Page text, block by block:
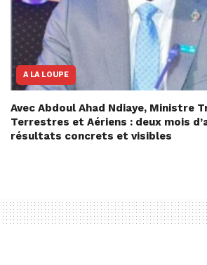
A LA LOUPE
Avec Abdoul Ahad Ndiaye, Ministre
Terrestres et Aériens : deux mois
résultats concrets et visibles